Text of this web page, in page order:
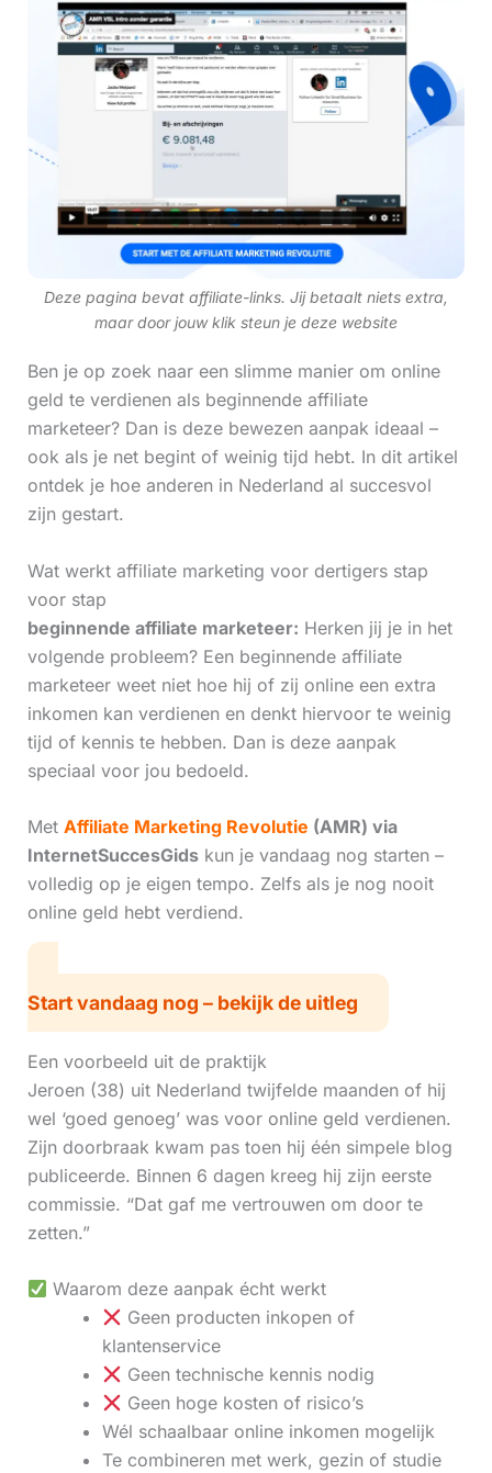
Deze pagina bevat affiliate-links. Jij betaalt niets extra,
maar door jouw klik steun je deze website
Ben je op zoek naar een slimme manier om online
geld te verdienen als beginnende affiliate
marketeer? Dan is deze bewezen aanpak ideaal –
ook als je net begint of weinig tijd hebt. In dit artikel
ontdek je hoe anderen in Nederland al succesvol
zijn gestart.
Wat werkt affiliate marketing voor dertigers stap
voor stap
beginnende affiliate marketeer: Herken jij je in het
volgende probleem? Een beginnende affiliate
marketeer weet niet hoe hij of zij online een extra
inkomen kan verdienen en denkt hiervoor te weinig
tijd of kennis te hebben. Dan is deze aanpak
speciaal voor jou bedoeld.
Met Affiliate Marketing Revolutie (AMR) via
InternetSuccesGidskun je vandaag nog starten –
volledig op je eigen tempo. Zelfs als je nog nooit
online geld hebt verdiend.
Start vandaag nog – bekijk de uitleg
Een voorbeeld uit de praktijk
Jeroen (38) uit Nederland twijfelde maanden of hij
wel ‘goed genoeg’ was voor online geld verdienen.
Zijn doorbraak kwam pas toen hij één simpele blog
publiceerde. Binnen 6 dagen kreeg hij zijn eerste
commissie. “Dat gaf me vertrouwen om door te
zetten.”
Waarom deze aanpak écht werkt
Geen producten inkopen of
klantenservice
Geen technische kennis nodig
Geen hoge kosten of risico’s
Wél schaalbaar online inkomen mogelijk
Te combineren met werk, gezin of studie